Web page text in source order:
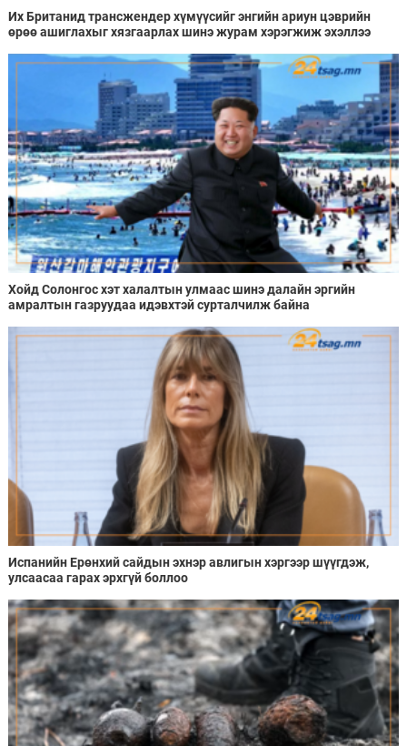
Их Британид трансжендер хүмүүсийг энгийн ариун цэврийн
өрөө ашиглахыг хязгаарлах шинэ журам хэрэгжиж эхэллээ
Хойд Солонгос хэт халалтын улмаас шинэ далайн эргийн
амралтын газруудаа идэвхтэй сурталчилж байна
Испанийн Ерөнхий сайдын эхнэр авлигын хэргээр шүүгдэж,
улсаасаа гарах эрхгүй боллоо